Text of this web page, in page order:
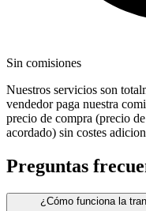
Sin comisiones
Nuestros servicios son
vendedor paga nuestra
precio de compra (precio
acordado) sin costes
Preguntas
¿Cómo funciona la